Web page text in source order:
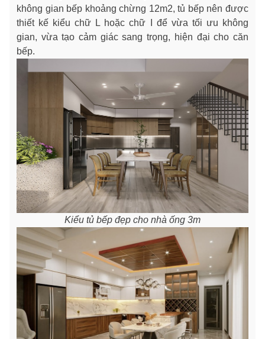
không gian bếp khoảng chừng 12m2, tủ bếp nên được
thiết kế kiểu chữ L hoặc chữ I để vừa tối ưu không
gian, vừa tạo cảm giác sang trọng, hiện đại cho căn
bếp.
Kiểu tủ bếp đẹp cho nhà ống 3m